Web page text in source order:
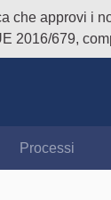
approvi i
2016/679,
Processi